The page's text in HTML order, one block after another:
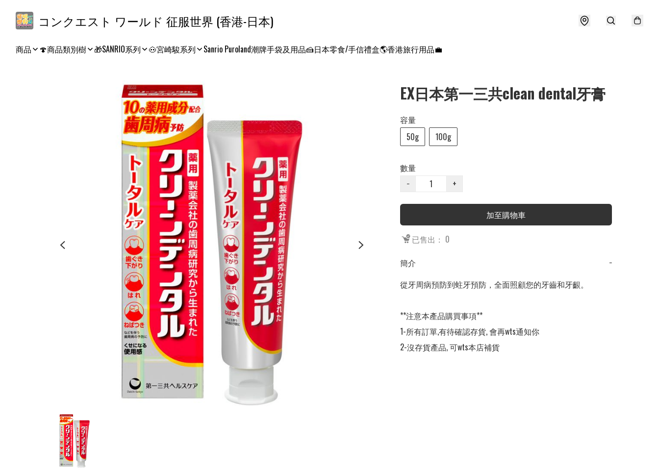
コンクエスト ワールド 征服世界 (香港-日本)
商品 🍄商品類別樹 🎁SANRIO系列 🐽宮崎駿系列 Sanrio Puroland潮牌手袋及用品🍰日本零食/手信禮盒🌎香港旅行用品💼
EX日本第一三共clean dental牙膏
容量
50g
100g
數量
−
+
加至購物車
已售出： 0
簡介
−
從牙周病預防到蛀牙預防，全面照顧您的牙齒和牙齦。
**注意本產品購買事項**
1-所有訂單,有待確認存貨, 會再wts通知你
2-沒存貨產品, 可wts本店補貨